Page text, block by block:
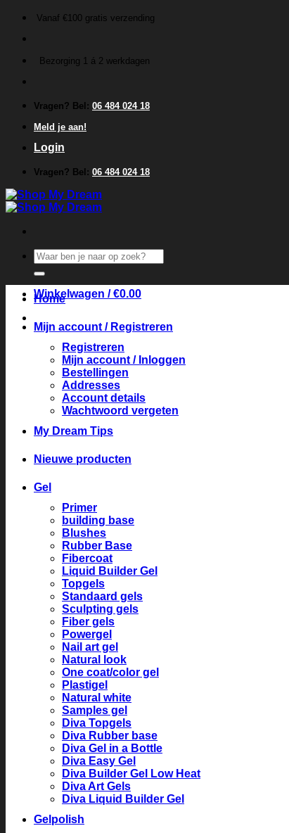
inhoud
Vanaf €100 gratis verzending
Bezorging 1 á 2 werkdagen
Vragen? Bel: 06 484 024 18
Meld je aan!
Login
Vragen? Bel: 06 484 024 18
Zoeken
naar:
Winkelwagen /€0.00
Home
Mijn account / Registreren
Registreren
Mijn account / Inloggen
Bestellingen
Addresses
Account details
Wachtwoord vergeten
My Dream Tips
Nieuwe producten
Gel
Primer
building base
Blushes
Rubber Base
Fibercoat
Liquid Builder Gel
Topgels
Standaard gels
Sculpting gels
Fiber gels
Powergel
Nail art gel
Natural look
One coat/color gel
Plastigel
Natural white
Samples gel
Diva Topgels
Diva Rubber base
Diva Gel in a Bottle
Diva Easy Gel
Diva Builder Gel Low Heat
Diva Art Gels
Diva Liquid Builder Gel
Gelpolish